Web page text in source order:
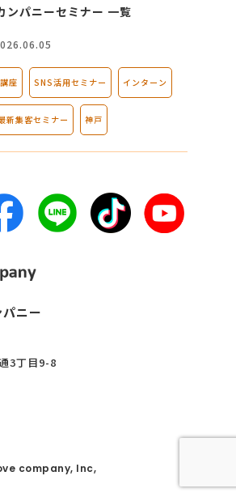
ンパニーセミナー 一覧
座 SNS活用セミナー インターン
新集客セミナー 神戸
ニー
3丁目9-8
company, Inc,